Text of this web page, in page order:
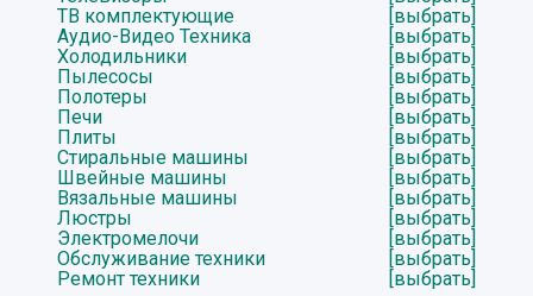
ТВ комплектующие
[выбрать]
Аудио-Видео Техника
[выбрать]
Холодильники
[выбрать]
Пылесосы
[выбрать]
Полотеры
[выбрать]
Печи
[выбрать]
Плиты
[выбрать]
Стиральные машины
[выбрать]
Швейные машины
[выбрать]
Вязальные машины
[выбрать]
Люстры
[выбрать]
Электромелочи
[выбрать]
Обслуживание техники
[выбрать]
Ремонт техники
[выбрать]